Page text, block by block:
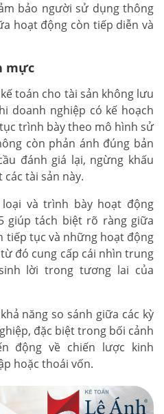
bảo người sử dụng thông
hoạt động còn tiếp diễn và
mực
toán cho tài sản không lưu
doanh nghiệp có kế hoạch
trình bày theo mô hình sử
còn phản ánh đúng bản
đánh giá lại, ngừng khấu
tài sản này.
và trình bày hoạt động
giúp tách biệt rõ ràng giữa
tiếp tục và những hoạt động
đó cung cấp cái nhìn trung
lời trong tương lai của
năng so sánh giữa các kỳ
đặc biệt trong bối cảnh
động về chiến lược kinh
hoặc thoái vốn.